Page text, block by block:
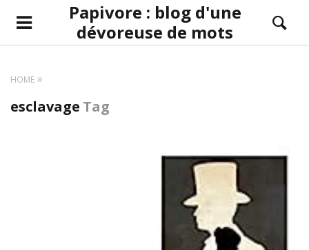
Papivore : blog d'une
dévoreuse de mots
HOME
esclavage Tag